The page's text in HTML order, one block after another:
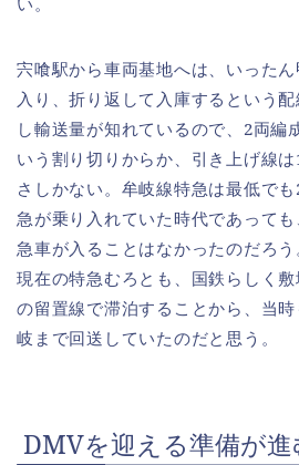
宍喰駅から車両基地へは、いった
入り、折り返して入庫するという
し輸送量が知れているので、2両編
いう割り切りからか、引き上げ線
さしかない。牟岐線特急は最低で
急が乗り入れていた時代であって
急車が入ることはなかったのだろ
現在の特急むろとも、国鉄らしく
の留置線で滞泊することから、当
岐まで回送していたのだと思う。
DMVを迎える準備が